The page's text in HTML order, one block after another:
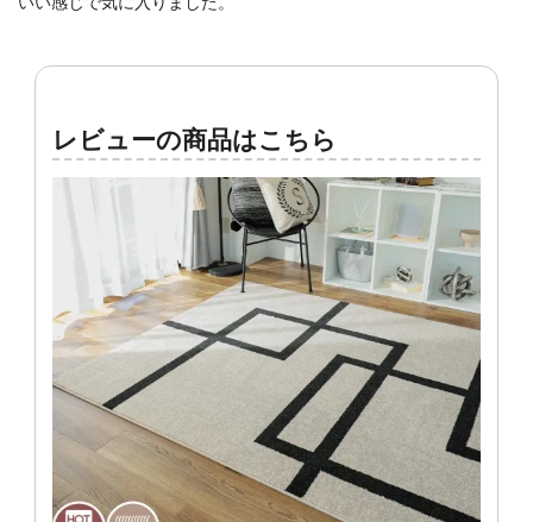
レビューの商品はこちら